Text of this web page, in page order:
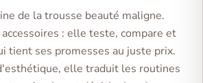
de la trousse beauté maligne.
: elle teste, compare et
tient ses promesses au juste prix.
elle traduit les routines